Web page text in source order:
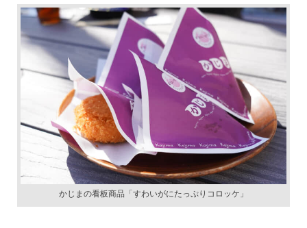
かじまの看板商品「すわいがにたっぷりコロッケ」